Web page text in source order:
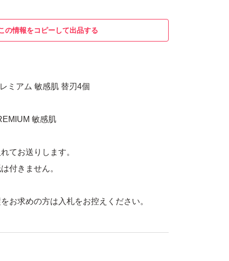
の情報をコピーして出品する
ミアム 敏感肌 替刃4個
敏感肌
てお送りします。
付きません。
お求めの方は入札をお控えください。
けません。
ても返信しません。